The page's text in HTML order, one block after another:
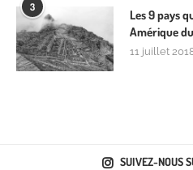
3
Les 9 pays
Amérique
11 juillet
SUIVEZ-NOUS